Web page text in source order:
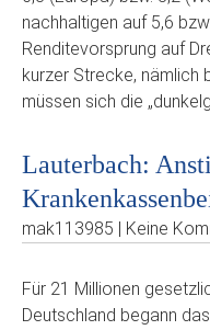
nachhaltigen auf 5,6
Renditevorsprung auf
kurzer Strecke, nämlich
müssen sich die
Lauterbach:
mak113985 | Keine
Für 21 Millionen
Deutschland begann